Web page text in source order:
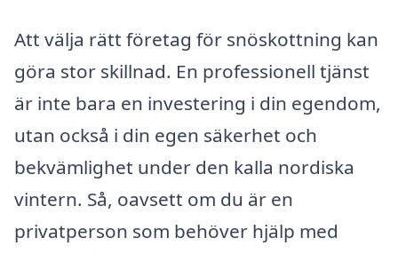
Att välja rätt företag för snöskottning kan
göra stor skillnad. En professionell tjänst
är inte bara en investering i din egendom,
utan också i din egen säkerhet och
bekvämlighet under den kalla nordiska
vintern. Så, oavsett om du är en
privatperson som behöver hjälp med